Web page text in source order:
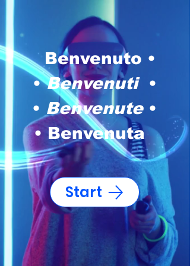
Benvenuto •
•Benvenuti •
• Benvenute •
• Benvenuta
Start